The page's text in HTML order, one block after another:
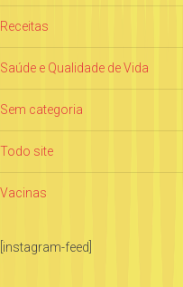
Receitas
Saúde e Qualidade de Vida
Sem categoria
Todo site
Vacinas
[instagram-feed]